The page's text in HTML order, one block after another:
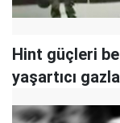
Hint güçleri
yaşartıcı